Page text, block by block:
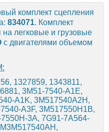
комплект сцепления
834071. Комплект
на легковые и грузовые
с двигателями объемом
1327859, 1343811,
3M51-7540-A1E,
A1K, 3M517540A2H,
A3F, 3M517550H1B,
3A, 7G91-7A564-